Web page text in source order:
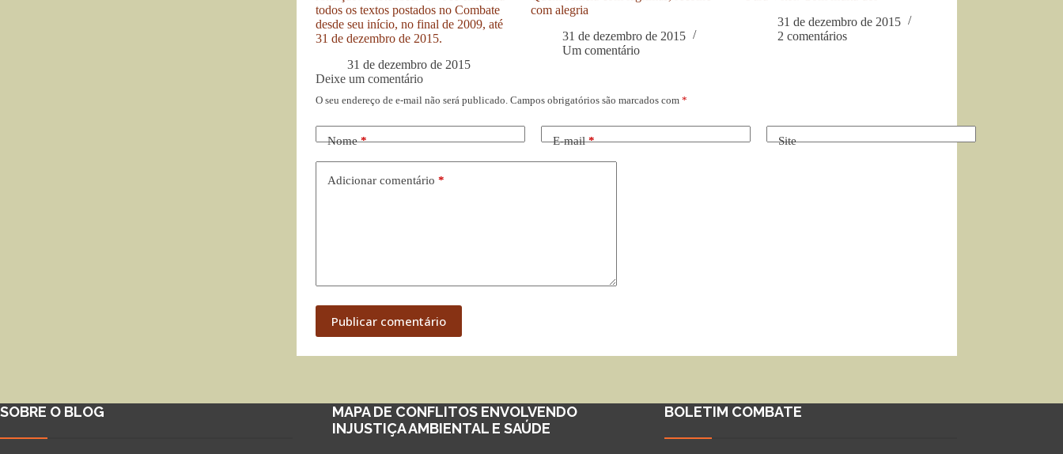
todos os textos postados no Combate
desde seu início, no final de 2009, até
31 de dezembro de 2015.
31 de dezembro de 2015
com alegria
31 de dezembro de 2015
Um comentário
31 de dezembro de 2015
2 comentários
Deixe um comentário
O seu endereço de e-mail não será publicado. Campos obrigatórios são marcados com *
Nome* E-mail* Site
Adicionar comentário *
Publicar comentário
SOBRE O BLOG
MAPA DE CONFLITOS ENVOLVENDO
INJUSTIÇA AMBIENTAL E SAÚDE
BOLETIM COMBATE